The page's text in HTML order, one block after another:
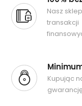
Nasz
transakcji
Kupując